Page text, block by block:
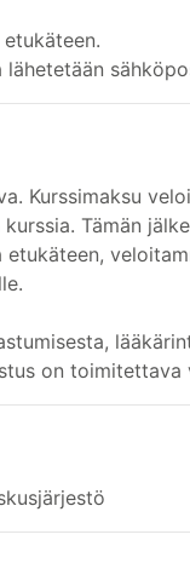
Kurssimaksu
Tämän
on toimitettava